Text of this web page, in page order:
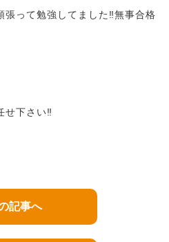
って勉強してました‼︎無事合格
せ下さい‼︎
記事へ